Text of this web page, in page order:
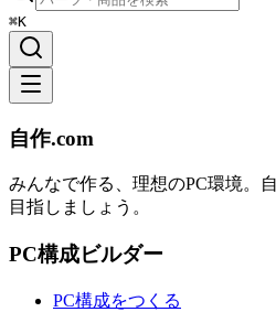
⌘K
自作.com
みんなで作る、理想のPC環境。
目指しましょう。
PC構成ビルダー
PC構成をつくる